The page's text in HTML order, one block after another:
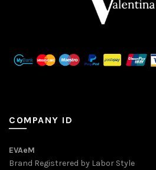
COMPANY ID
EVAeM
Brand Registrered by Labor Style